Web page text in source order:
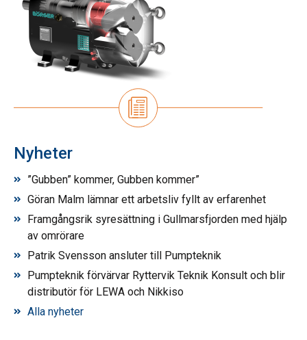
Nyheter
”Gubben” kommer, Gubben kommer”
Göran Malm lämnar ett arbetsliv fyllt av erfarenhet
Framgångsrik syresättning i Gullmarsfjorden med hjälp
av omrörare
Patrik Svensson ansluter till Pumpteknik
Pumpteknik förvärvar Ryttervik Teknik Konsult och blir
distributör för LEWA och Nikkiso
Alla nyheter